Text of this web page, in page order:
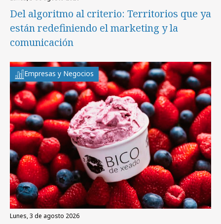
Del algoritmo al criterio: Territorios que ya
están redefiniendo el marketing y la
comunicación
Empresas y Negocios
lunes, 3 de agosto 2026